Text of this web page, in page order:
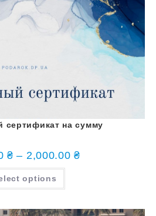
сертификат на сумму
₴ – 2,000.00₴
options